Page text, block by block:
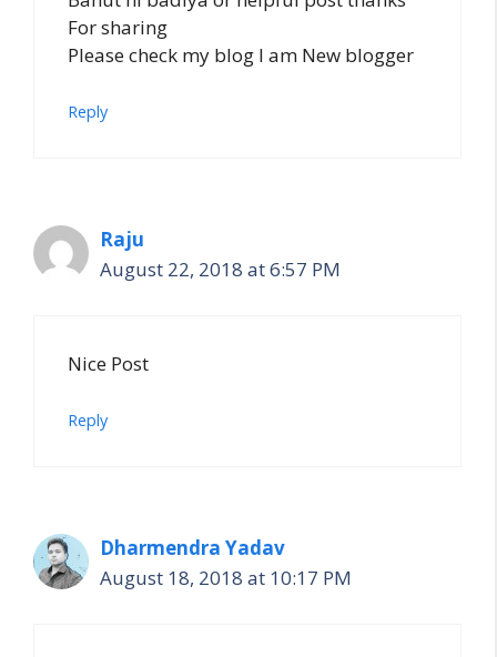
For sharing
Please check my blog I am New blogger
Reply
Raju
August 22, 2018 at 6:57 PM
Nice Post
Reply
Dharmendra Yadav
August 18, 2018 at 10:17 PM